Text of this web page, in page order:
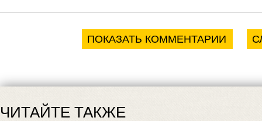
ПОКАЗАТЬ КОММЕНТАРИИ
ЧИТАЙТЕ ТАКЖЕ